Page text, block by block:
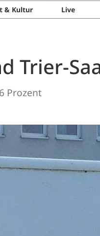
& Kultur Live
Trier-
Prozent